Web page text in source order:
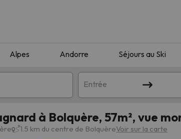
Alpes Andorre Séjours au Ski
Entrée
montagne
à Bolquère, 57m², vue
1.5 km du centre de BolquèreVoir sur la carte